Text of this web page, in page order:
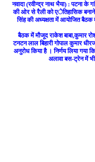
नवादा (रवीन्द्र नाथ भैया) : पटना के
की ओर से रैली को एेतिहासिक
सिंह की अध्यक्षता में आयोजित
बैठक में मौजूद राकेश बाबा,कुमार
टनटन लाल बिहारी गोपाल कुमार
अनुरोध किया है । निर्णय लिया गया
अलावा बस-ट्रेन में